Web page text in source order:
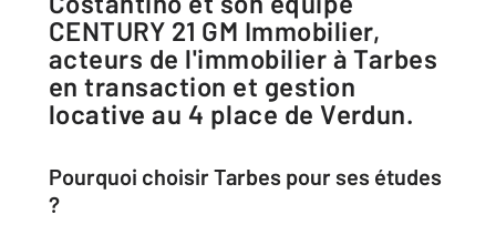
CENTURY 21 GM Immobilier,
acteurs de l'immobilier à Tarbes
en transaction et gestion
locative au 4 place de Verdun.
Pourquoi choisir Tarbes pour ses études
?